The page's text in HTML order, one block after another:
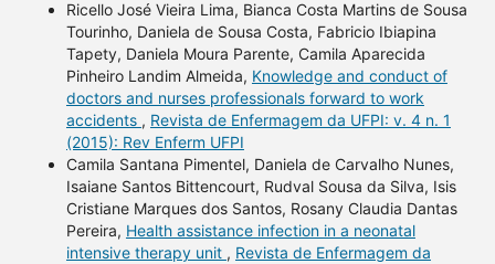
Ricello José Vieira Lima, Bianca Costa Martins de Sousa
Tourinho, Daniela de Sousa Costa, Fabricio Ibiapina
Tapety, Daniela Moura Parente, Camila Aparecida
Pinheiro Landim Almeida, Knowledge and conduct of
doctors and nurses professionals forward to work
accidents , Revista de Enfermagem da UFPI: v. 4 n. 1
(2015): Rev Enferm UFPI
Camila Santana Pimentel, Daniela de Carvalho Nunes,
Isaiane Santos Bittencourt, Rudval Sousa da Silva, Isis
Cristiane Marques dos Santos, Rosany Claudia Dantas
Pereira, Health assistance infection in a neonatal
intensive therapy unit , Revista de Enfermagem da